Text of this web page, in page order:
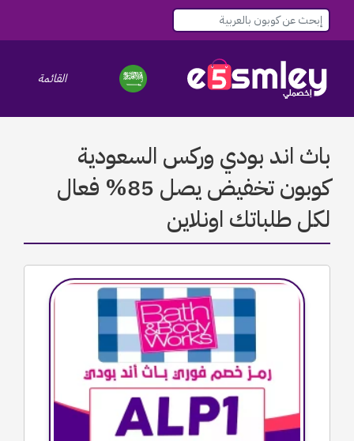
navigation
القائمة
باث اند بودي وركس السعودية
كوبون تخفيض يصل 85% فعال
لكل طلباتك اونلاين